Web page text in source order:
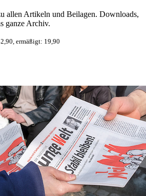
allen Artikeln und Beilagen. Downloads,
ganze Archiv.
ermäßigt: 19,90